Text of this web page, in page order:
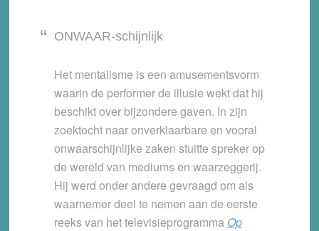
ONWAAR-schijnlijk
Het mentalisme is een amusementsvorm
waarin de performer de illusie wekt dat hij
beschikt over bijzondere gaven. In zijn
zoektocht naar onverklaarbare en vooral
onwaarschijnlijke zaken stuitte spreker op
de wereld van mediums en waarzeggerij.
Hij werd onder andere gevraagd om als
waarnemer deel te nemen aan de eerste
reeks van het televisieprogramma Op